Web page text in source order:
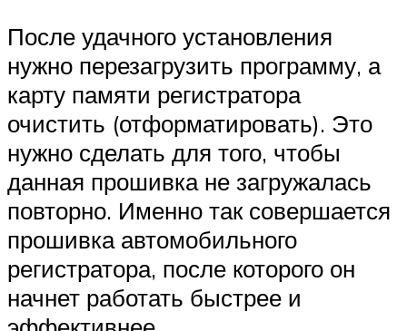
После удачного установления
нужно перезагрузить программу, а
карту памяти регистратора
очистить (отформатировать). Это
нужно сделать для того, чтобы
данная прошивка не загружалась
повторно. Именно так совершается
прошивка автомобильного
регистратора, после которого он
начнет работать быстрее и